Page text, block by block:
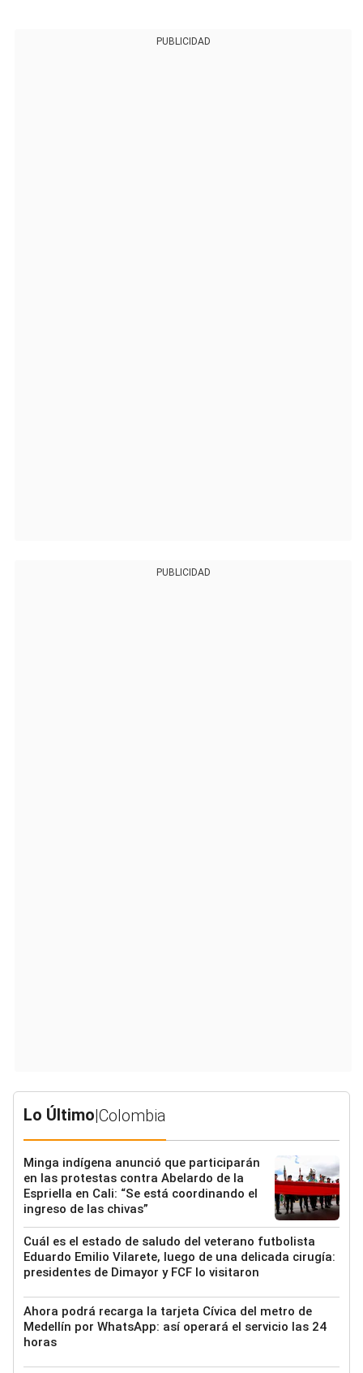
PUBLICIDAD
PUBLICIDAD
Lo Último Colombia
Minga indígena anunció que participarán
en las protestas contra Abelardo de la
Espriella en Cali: “Se está coordinando el
ingreso de las chivas”
Cuál es el estado de saludo del veterano futbolista
Eduardo Emilio Vilarete, luego de una delicada cirugía:
presidentes de Dimayor y FCF lo visitaron
Ahora podrá recarga la tarjeta Cívica del metro de
Medellín por WhatsApp: así operará el servicio las 24
horas